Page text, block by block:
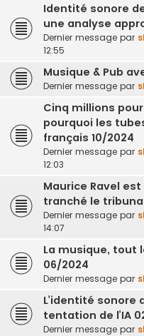
Identité sonore
une analyse
Dernier message par
12:55
Musique & Pub
Dernier message par
Cinq millions
pourquoi les
français 10/2024
Dernier message par
12:03
Maurice Ravel
tranché le
Dernier message par
14:07
La musique, tout
06/2024
Dernier message par
L’identité sonore
tentation de l’IA
Dernier message par